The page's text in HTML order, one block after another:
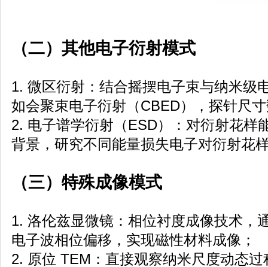
（二）其他电子衍射模式
1. 微区衍射：结合摇摆电子束与纳米级
如会聚束电子衍射（CBED），探针尺
2. 电子谱学衍射（ESD）：对衍射花样
背景，研究不同能量损失电子对衍射花
（三）特殊成像模式
1. 洛伦兹显微镜：相位衬度成像技术，
电子波相位偏移，实现磁性材料成像；
2. 原位 TEM：直接观察纳米尺度动态